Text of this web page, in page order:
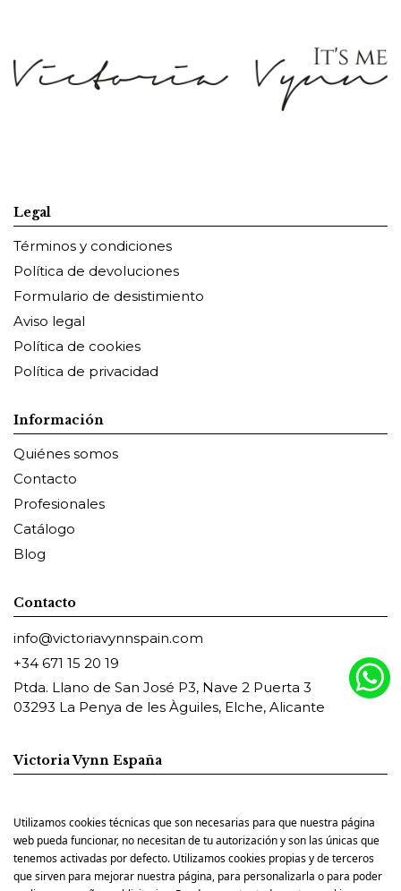
Legal
Términos y condiciones
Política de devoluciones
Formulario de desistimiento
Aviso legal
Política de cookies
Política de privacidad
Información
Quiénes somos
Contacto
Profesionales
Catálogo
Blog
Contacto
info@victoriavynnspain.com
+34 671 15 20 19
Ptda. Llano de San José P3, Nave 2 Puerta 3
03293 La Penya de les Àguiles, Elche, Alicante
Victoria Vynn España
Pharm Foot España
Utilizamos cookies técnicas que son necesarias para que nuestra página
web pueda funcionar, no necesitan de tu autorización y son las únicas que
tenemos activadas por defecto. Utilizamos cookies propias y de terceros
que sirven para mejorar nuestra página, para personalizarla o para poder